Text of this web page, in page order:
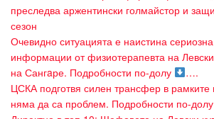
преследва аржентински голмайстор и
сезон
Очевидно ситуацията е наистина
информации от физиотерапевта на Левски
на Сангaре. Подробности по-долу
….
ЦСКА подготвя силен трансфер в рамките
няма да са проблем. Подробности по-долу